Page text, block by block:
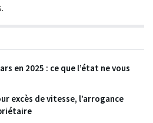
en 2025 : ce que l’état ne vous
excès de vitesse, l’arrogance